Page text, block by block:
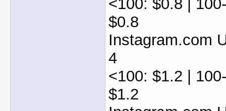
<100: $0.8 |
$0.8
Instagram.com
4
<100: $1.2 |
$1.2